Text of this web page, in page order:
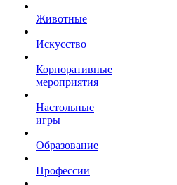
Животные
Искусство
Корпоративные
мероприятия
Настольные
игры
Образование
Профессии